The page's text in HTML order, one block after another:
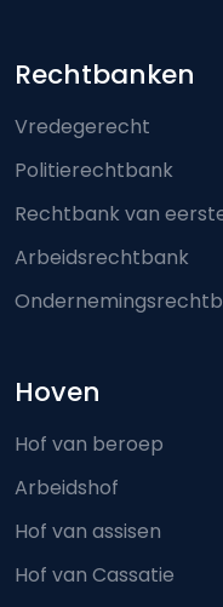
Footer-
Rechtbanken
Vredegerecht
Politierechtbank
Rechtbank van
Arbeidsrechtbank
Hoven
Hof van beroep
Arbeidshof
Hof van assisen
Hof van Cassatie